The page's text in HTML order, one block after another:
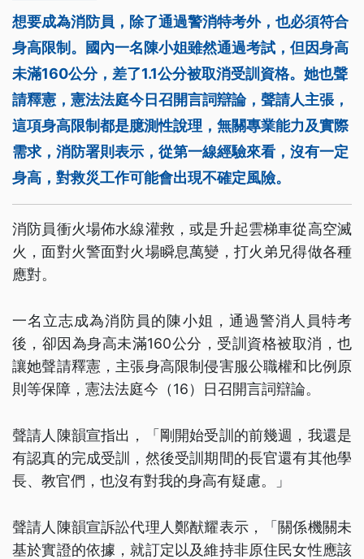
想要成為消防員，除了通過警消特考外，也必須符合
身高限制。國內一名陳小姐雖然通過考試，但因身高
未滿160公分，差了1.1公分被取消受訓資格。她也聲
請釋憲，憲法法庭今日召開言詞辯論，聲請人主張，
這項身高限制都是臆測性說理，無關專業能力及實際
需求，消防署則表示，從第一線經驗來看，沒有一定
身高，對救災工作可能會出現不確定風險。
消防員衝火場佈水線灌救，或是升起雲梯車從高空滅
火，面對火警面對火場瞬息萬變，打火弟兄得做各種
應對。
一名立志成為消防員的陳小姐，通過警消人員特考
後，卻因為身高未滿160公分，受訓資格被取消，也
讓她聲請釋憲，主張身高限制侵害服公職權和比例原
則等保障，憲法法庭今（16）日召開言詞辯論。
聲請人陳韻宣指出，「剛開始受訓的前幾週，我還是
有認真的完成受訓，然後受訓期間的長官還有其他學
長、教官們，也沒有對我的身高有疑慮。」
聲請人陳韻宣訴訟代理人鄭猷耀表示，「關係機關未
基於實證的依據，就訂定以及維持非原住民女性應該